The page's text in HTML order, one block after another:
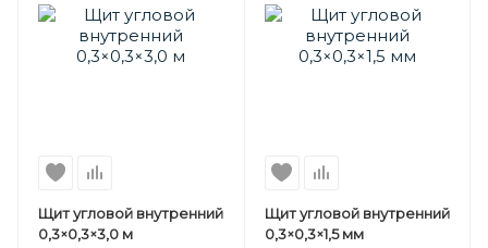
Щит угловой внутренний
0,3×0,3×3,0 м
Щит угловой внутренний
0,3×0,3×1,5 мм